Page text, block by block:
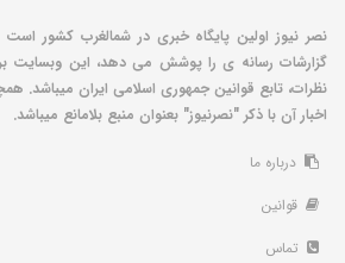
نصر نیوز اولین پایگاه خبری در شمالغرب کشور
گزارشات رسانه ی را پوشش می دهد، این وبسایت
نظرات، تابع قوانین جمهوری اسلامی ایران میباشد.
اخبار آن با ذکر "نصرنیوز" بعنوان منبع بلامانع میباشد.
درباره ما
قوانین
تماس